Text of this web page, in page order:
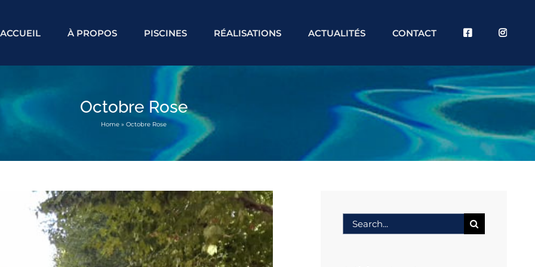
ACCUEIL À PROPOS PISCINES RÉALISATIONS ACTUALITÉS CONTACT
Octobre Rose
Home » Octobre Rose
Search